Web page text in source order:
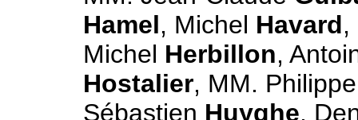
Hamel, Michel Havard,
Michel Herbillon,
Hostalier, MM.
Sébastien Huyghe,